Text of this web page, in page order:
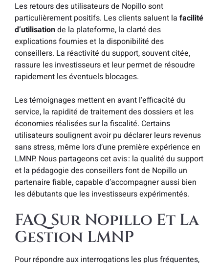
Les retours des utilisateurs de Nopillo sont
particulièrement positifs. Les clients saluent la facilité
d’utilisationde la plateforme, la clarté des
explications fournies et la disponibilité des
conseillers. La réactivité du support, souvent citée,
rassure les investisseurs et leur permet de résoudre
rapidement les éventuels blocages.
Les témoignages mettent en avant l’efficacité du
service, la rapidité de traitement des dossiers et les
économies réalisées sur la fiscalité. Certains
utilisateurs soulignent avoir pu déclarer leurs revenus
sans stress, même lors d’une première expérience en
LMNP. Nous partageons cet avis : la qualité du support
et la pédagogie des conseillers font de Nopillo un
partenaire fiable, capable d’accompagner aussi bien
les débutants que les investisseurs expérimentés.
FAQ Sur Nopillo Et La
Gestion LMNP
Pour répondre aux interrogations les plus fréquentes,